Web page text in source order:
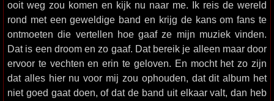
ooit weg zou komen en kijk nu naar me. Ik reis de wereld
rond met een geweldige band en krijg de kans om fans te
ontmoeten die vertellen hoe gaaf ze mijn muziek vinden.
Dat is een droom en zo gaaf. Dat bereik je alleen maar door
ervoor te vechten en erin te geloven. En mocht het zo zijn
dat alles hier nu voor mij zou ophouden, dat dit album het
niet goed gaat doen, of dat de band uit elkaar valt, dan heb